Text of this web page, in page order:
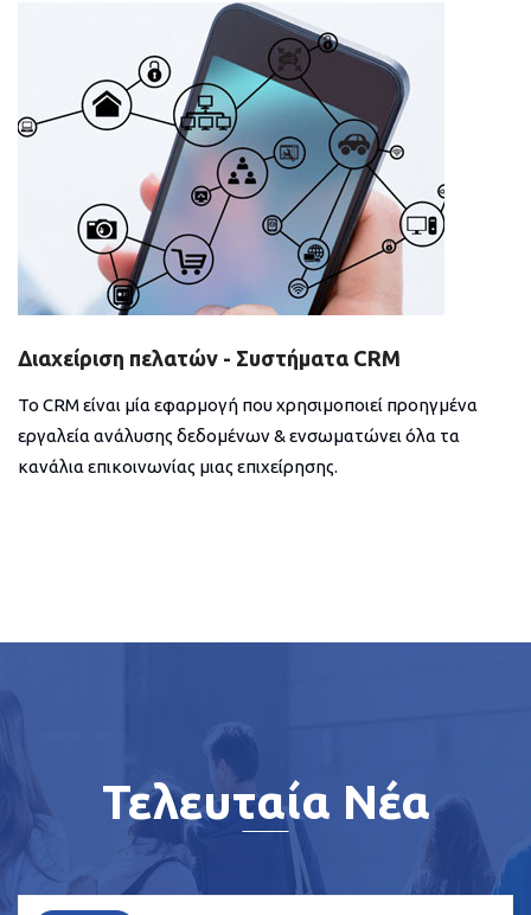
Διαχείριση πελατών - Συστήματα CRM
Το CRM είναι μία εφαρμογή που χρησιμοποιεί προηγμένα
εργαλεία ανάλυσης δεδομένων & ενσωματώνει όλα τα
κανάλια επικοινωνίας μιας επιχείρησης.
Τελευταία Νέα